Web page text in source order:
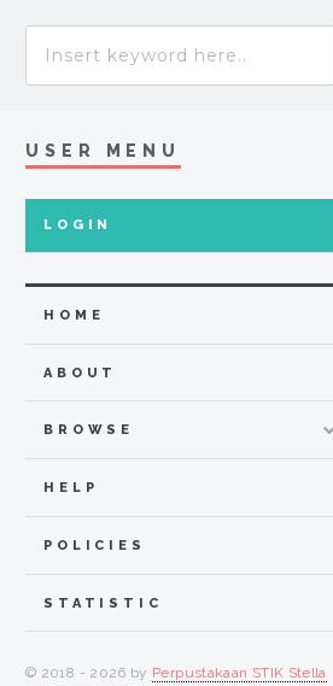
USER MENU
LOGIN
HOME
ABOUT
BROWSE
HELP
POLICIES
STATISTIC
© 2018 - 2026 by Perpustakaan STIK Stella